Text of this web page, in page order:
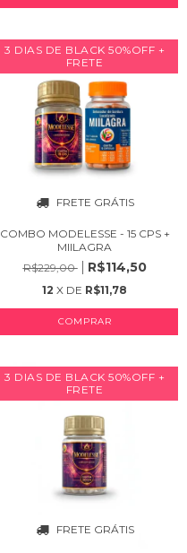
3 DIAS DE BLACK 50%OFF +
FRETE
FRETE GRÁTIS
COMBO MODELESSE - 15 CPS +
MIILAGRA
R$229,00
R$114,50
12 X DE R$11,78
COMPRAR
3 DIAS DE BLACK 50%OFF +
FRETE
FRETE GRÁTIS